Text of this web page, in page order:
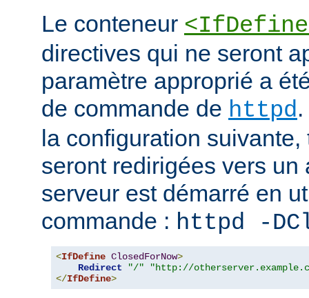
Le conteneur
directives qui ne seront
paramètre approprié a
de commande de httpd
la configuration
seront redirigées vers un
serveur est démarré en
commande : httpd -
<IfDefine ClosedForNow>
Redirect
"/"
"http://
</IfDefine>